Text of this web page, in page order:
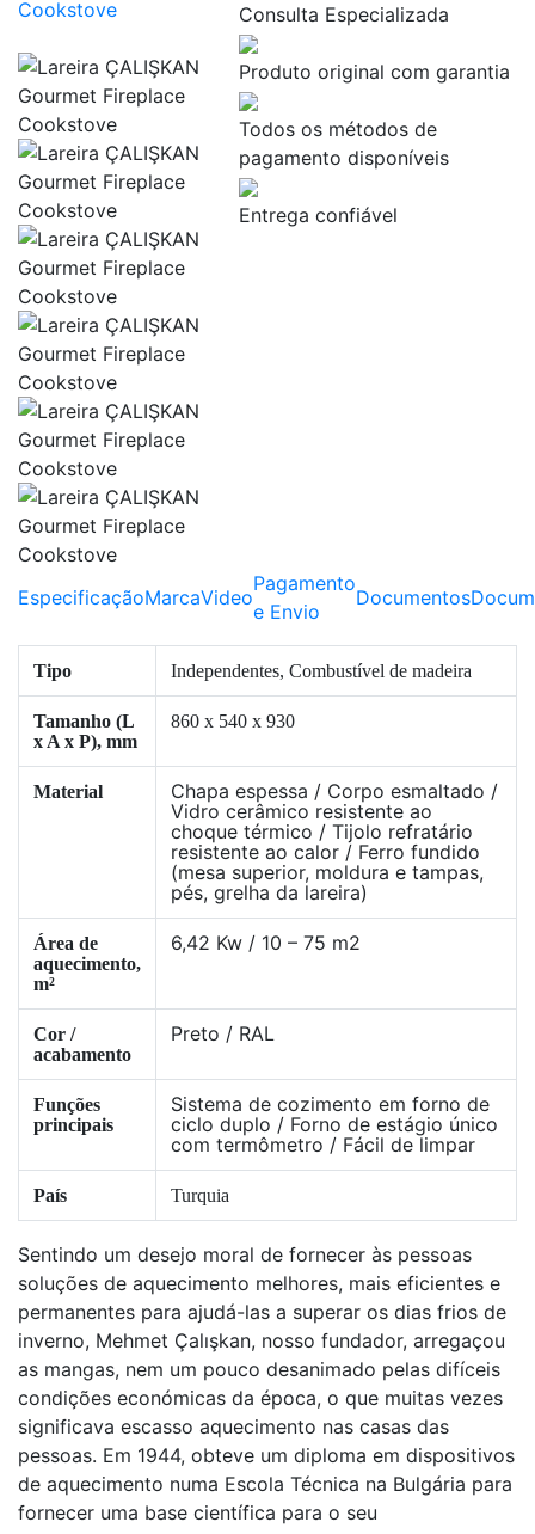
Consulta Especializada
Produto original com garantia
Todos os métodos de
pagamento disponíveis
Entrega confiável
EspecificaçãoMarcaVideo
Pagamento
e Envio
Documentos
Tipo Independentes, Combustível de madeira
Tamanho (L
x A x P), mm
860 x 540 x 930
Material
Chapa espessa / Corpo esmaltado /
Vidro cerâmico resistente ao
choque térmico / Tijolo refratário
resistente ao calor / Ferro fundido
(mesa superior, moldura e tampas,
pés, grelha da lareira)
Área de
aquecimento,
m²
6,42 Kw / 10 – 75 m2
Cor /
acabamento
Preto / RAL
Funções
principais
Sistema de cozimento em forno de
ciclo duplo / Forno de estágio único
com termômetro / Fácil de limpar
País Turquia
Sentindo um desejo moral de fornecer às pessoas
soluções de aquecimento melhores, mais eficientes e
permanentes para ajudá-las a superar os dias frios de
inverno, Mehmet Çalışkan, nosso fundador, arregaçou
as mangas, nem um pouco desanimado pelas difíceis
condições económicas da época, o que muitas vezes
significava escasso aquecimento nas casas das
pessoas. Em 1944, obteve um diploma em dispositivos
de aquecimento numa Escola Técnica na Bulgária para
fornecer uma base científica para o seu